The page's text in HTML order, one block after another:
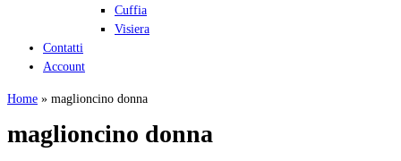
Cuffia
Visiera
Contatti
Account
Home » maglioncino donna
maglioncino donna